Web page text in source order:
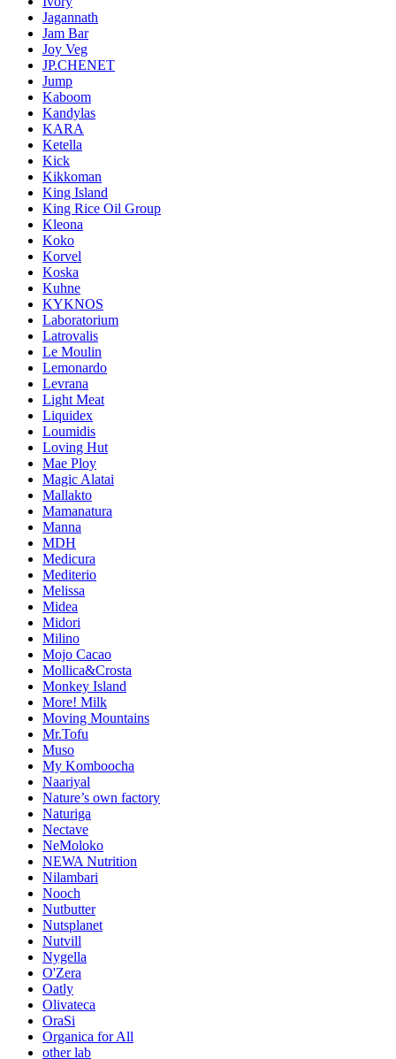
Jagannath
Jam Bar
Joy Veg
JP.CHENET
Jump
Kaboom
Kandylas
KARA
Ketella
Kick
Kikkoman
King Island
King Rice Oil Group
Kleona
Koko
Korvel
Koska
Kuhne
KYKNOS
Laboratorium
Latrovalis
Le Moulin
Lemonardo
Levrana
Light Meat
Liquidex
Loumidis
Loving Hut
Mae Ploy
Magic Alatai
Mallakto
Mamanatura
Manna
MDH
Medicura
Mediterio
Melissa
Midea
Midori
Milino
Mojo Cacao
Mollica&Crosta
Monkey Island
More! Milk
Moving Mountains
Mr.Tofu
Muso
My Komboocha
Naariyal
Nature’s own factory
Naturiga
Nectave
NeMoloko
NEWA Nutrition
Nilambari
Nooch
Nutbutter
Nutsplanet
Nutvill
Nygella
O'Zera
Oatly
Olivateca
OraSi
Organica for All
other lab